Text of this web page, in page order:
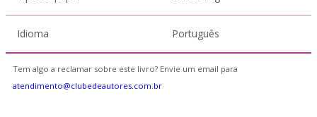
Idioma Português
Tem algo a reclamar sobre este livro? Envie um email para
atendimento@clubedeautores.com.br